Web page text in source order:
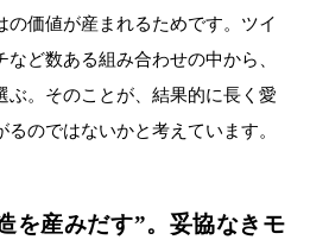
の価値が産まれるためです。ツイ
ど数ある組み合わせの中から、
ぶ。そのことが、結果的に長く愛
のではないかと考えています。
を産みだす”。妥協なきモ